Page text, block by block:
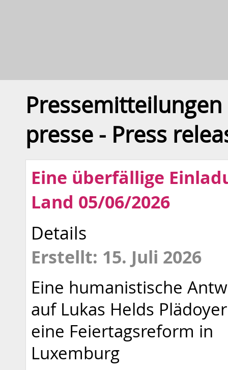
presse - Press
Eine überfällige
Land 05/06/2026
Details
Erstellt: 15. Juli 2026
Eine humanistische
auf Lukas Helds
eine Feiertagsreform in
Luxemburg